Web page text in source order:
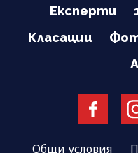
Експерти
Класации
Общи условия